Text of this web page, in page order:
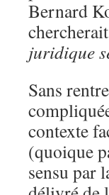
Bernard
juridique
Sans
contexte
(quoique
sensu par